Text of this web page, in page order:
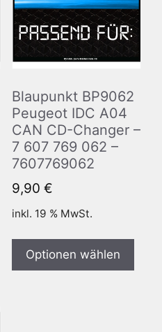
Blaupunkt BP9062
Peugeot IDC A04
CAN CD-Changer –
7 607 769 062 –
7607769062
9,90 €
inkl. 19 % MwSt.
Optionen wählen